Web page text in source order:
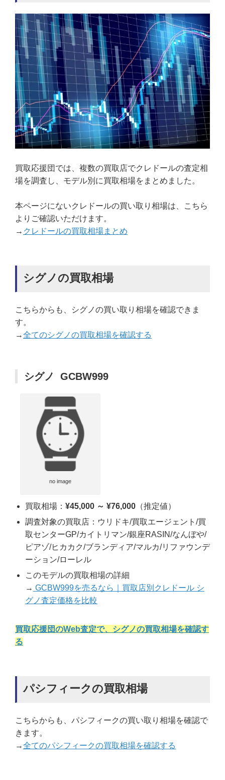
買取応援団では、複数の買取店でクレドールの査定相
場を調査し、モデル別に買取相場をまとめました。
本ページにないクレドールの買い取り相場は、こちら
よりご確認いただけます。
→ クレドールの買取相場まとめ
シグノの買取相場
こちらからも、シグノの買い取り相場を確認できま
す。
→全てのシグノの買取相場を確認する
シグノ GCBW999
no image
買取相場： ¥45,000 ～ ¥76,000 （推定値）
調査対象の買取店：ウリドキ/買取エージェント/買
取センターGP/カイトリマン/銀座RASIN/なんぼや/
ピアゾ/ヒカカク/ブランディア/マルカ/リファウンデ
ーション/ローレル
このモデルの買取相場の詳細
→ GCBW999を売るなら｜買取店別クレドール シ
グノ査定価格を比較
買取応援団のWeb査定で、シグノの買取相場を確認す
る
パシフィークの買取相場
こちらからも、パシフィークの買い取り相場を確認で
きます。
→全てのパシフィークの買取相場を確認する